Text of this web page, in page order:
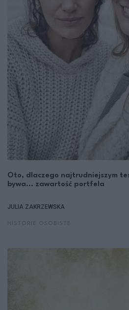
Oto, dlaczego najtrudniejszym
bywa... zawartość portfela
JULIA ZAKRZEWSKA